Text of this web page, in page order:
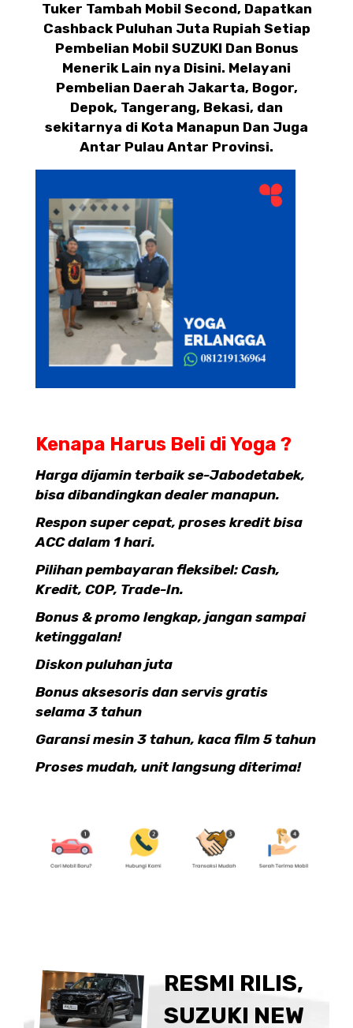
Tuker Tambah Mobil Second, Dapatkan
Cashback Puluhan Juta Rupiah Setiap
Pembelian Mobil SUZUKI Dan Bonus
Menerik Lain nya Disini. Melayani
Pembelian Daerah Jakarta, Bogor,
Depok, Tangerang, Bekasi, dan
sekitarnya di Kota Manapun Dan Juga
Antar Pulau Antar Provinsi.
Kenapa Harus Beli di Yoga ?
Harga dijamin terbaik se-Jabodetabek,
bisa dibandingkan dealer manapun.
Respon super cepat, proses kredit bisa
ACC dalam 1 hari.
Pilihan pembayaran fleksibel: Cash,
Kredit, COP, Trade-In.
Bonus & promo lengkap, jangan sampai
ketinggalan!
Diskon puluhan juta
Bonus aksesoris dan servis gratis
selama 3 tahun
Garansi mesin 3 tahun, kaca film 5 tahun
Proses mudah, unit langsung diterima!
RESMI RILIS,
SUZUKI NEW